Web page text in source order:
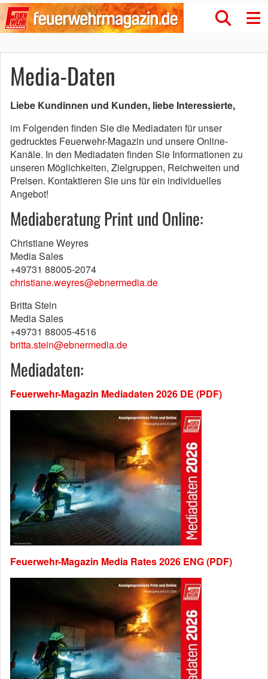
Media-Daten
Liebe Kundinnen und Kunden, liebe Interessierte,
im Folgenden finden Sie die Mediadaten für unser
gedrucktes Feuerwehr-Magazin und unsere Online-
Kanäle. In den Mediadaten finden Sie Informationen zu
unseren Möglichkeiten, Zielgruppen, Reichweiten und
Preisen. Kontaktieren Sie uns für ein individuelles
Angebot!
Mediaberatung Print und Online:
Christiane Weyres
Media Sales
+49731 88005-2074
christiane.weyres@ebnermedia.de
Britta Stein
Media Sales
+49731 88005-4516
britta.stein@ebnermedia.de
Mediadaten:
Feuerwehr-Magazin Mediadaten 2026 DE (PDF)
Feuerwehr-Magazin Media Rates 2026 ENG (PDF)